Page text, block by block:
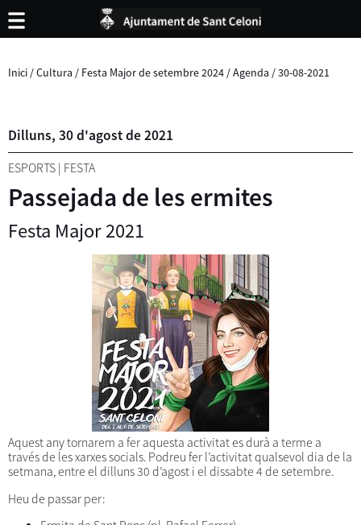
Inici /Cultura / Festa Major de setembre 2024 /Agenda /30-08-2021
Dilluns, 30d'agostde2021
ESPORTS | FESTA
Passejada de les ermites
Festa Major 2021
Aquest any tornarem a fer aquesta activitat es durà a terme a
través de les xarxes socials. Podreu fer l’activitat qualsevol dia de la
setmana, entre el dilluns 30 d’agost i el dissabte 4 de setembre.
Heu de passar per: